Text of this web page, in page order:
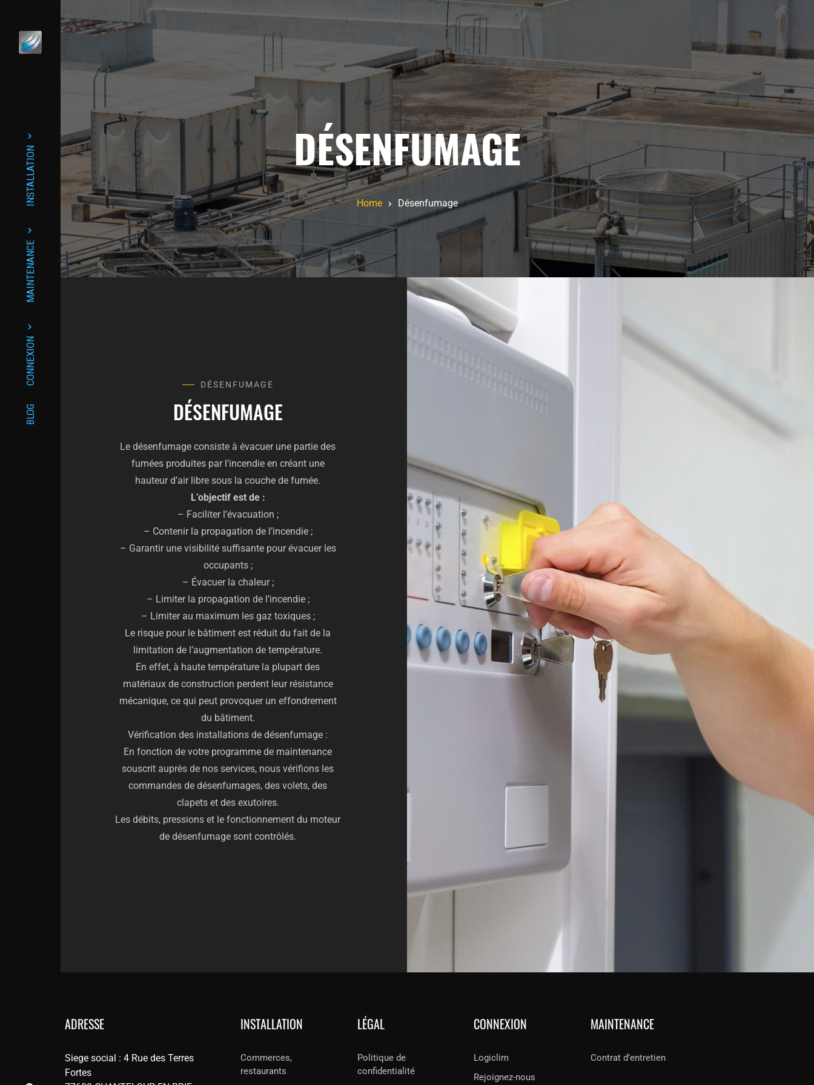
INSTALLATION
MAINTENANCE
CONNEXION
BLOG
DÉSENFUMAGE
Home Désenfumage
DÉSENFUMAGE
DÉSENFUMAGE
Le désenfumage consiste à évacuer une partie des
fumées produites par l’incendie en créant une
hauteur d’air libre sous la couche de fumée.
L’objectif est de :
– Faciliter l’évacuation ;
– Contenir la propagation de l’incendie ;
– Garantir une visibilité suffisante pour évacuer les
occupants ;
– Évacuer la chaleur ;
– Limiter la propagation de l’incendie ;
– Limiter au maximum les gaz toxiques ;
Le risque pour le bâtiment est réduit du fait de la
limitation de l’augmentation de température.
En effet, à haute température la plupart des
matériaux de construction perdent leur résistance
mécanique, ce qui peut provoquer un effondrement
du bâtiment.
Vérification des installations de désenfumage :
En fonction de votre programme de maintenance
souscrit auprès de nos services, nous vérifions les
commandes de désenfumages, des volets, des
clapets et des exutoires.
Les débits, pressions et le fonctionnement du moteur
de désenfumage sont contrôlés.
ADRESSE
Siege social : 4 Rue des Terres
Fortes
INSTALLATION
Commerces,
restaurants
LÉGAL
Politique de
confidentialité
CONNEXION
Logiclim
Rejoignez-nous
MAINTENANCE
Contrat d’entretien